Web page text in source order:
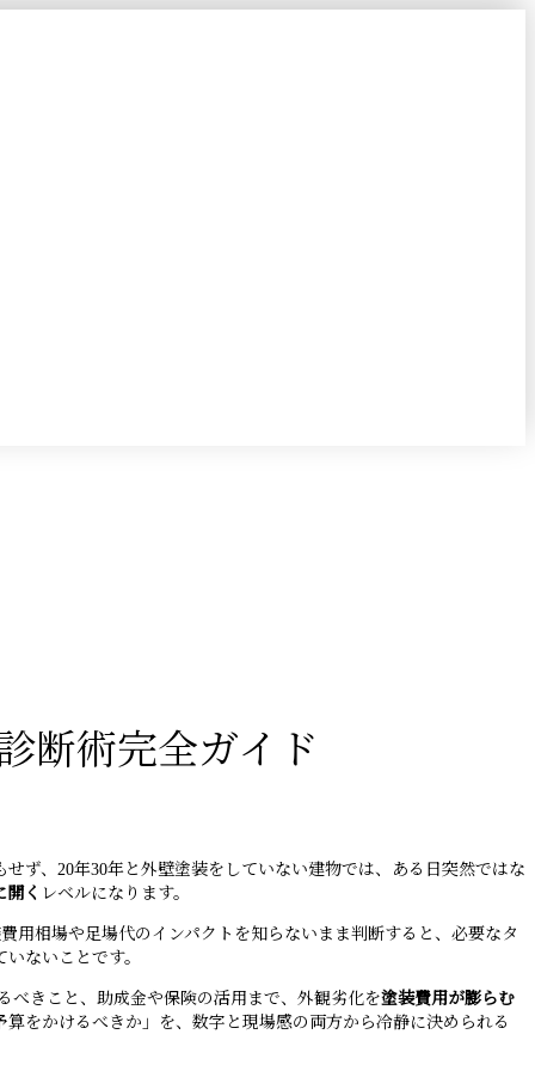
断術完全ガイド
ず、20年30年と外壁塗装をしていない建物では、ある日突然ではな
く レベルになります。
用相場や足場代のインパクトを知らないまま判断すると、必要なタ
ないことです。
べきこと、助成金や保険の活用まで、外観劣化を塗装費用が膨らむ
をかけるべきか」を、数字と現場感の両方から冷静に決められる